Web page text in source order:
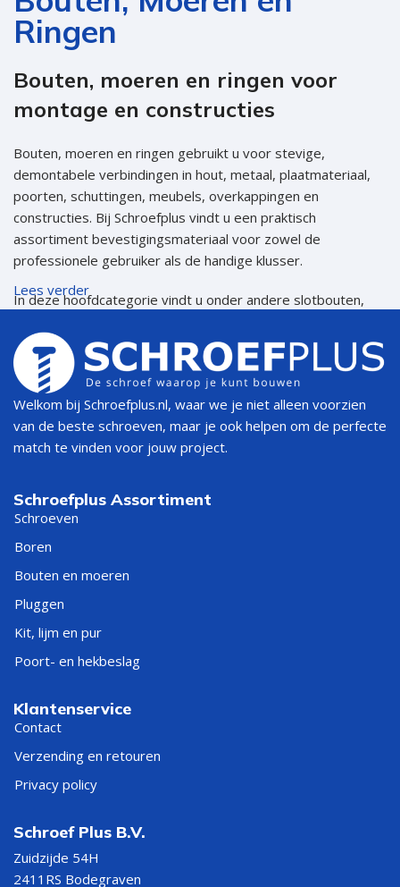
Ringen
Bouten, moeren en ringen voor
montage en constructies
Bouten, moeren en ringen gebruikt u voor stevige,
demontabele verbindingen in hout, metaal, plaatmateriaal,
poorten, schuttingen, meubels, overkappingen en
constructies. Bij Schroefplus vindt u een praktisch
assortiment bevestigingsmateriaal voor zowel de
professionele gebruiker als de handige klusser.
In deze hoofdcategorie vindt u onder andere slotbouten,
hulsmoeren, sluitringen en carrosserieringen. Kies
eenvoudig de juiste maat, lengte, DIN-norm, verpakking en
uitvoering voor uw klus.
Snel de juiste categorie kiezen
Slotbouten
Houtdraadbouten
Zeskantbouten
Zeskantmoeren
Hulsmoeren
Lees verder
Welkom bij Schroefplus.nl, waar we je niet alleen voorzien
van de beste schroeven, maar je ook helpen om de perfecte
match te vinden voor jouw project.
Schroefplus Assortiment
Schroeven
Boren
Bouten en moeren
Pluggen
Kit, lijm en pur
Poort- en hekbeslag
Klantenservice
Contact
Verzending en retouren
Privacy policy
Schroef Plus B.V.
Zuidzijde 54H
2411RS Bodegraven